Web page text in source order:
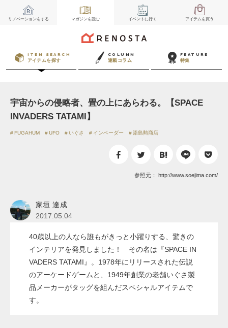
リノベーションをする マガジンを読む イベント に行く アイテムを買う
ITEM SEARCH
アイテムを探す
COLUMN
連載コラム
FEATURE
特集
宇宙からの侵略者、畳の上にあらわる。【SPACE
INVADERS TATAMI】
FUGAHUM UFO いぐさ インベーダー 添島勲商店
参照元： http://www.soejima.com/
家垣 達成
2017.05.04
40歳以上の人なら誰もがきっと小躍りする、驚きの
インテリアを発見しました！ その名は『SPACE IN
VADERS TATAMI』。1978年にリリースされた伝説
のアーケードゲームと、1949年創業の老舗いぐさ製
品メーカーがタッグを組んだスペシャルアイテムで
す。